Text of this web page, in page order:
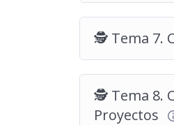
🕵️ Tema 7.
🕵️ Tema 8.
Proyectos